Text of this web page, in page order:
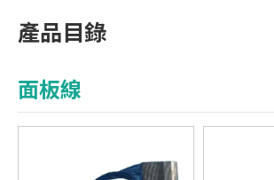
產品目錄
面板線